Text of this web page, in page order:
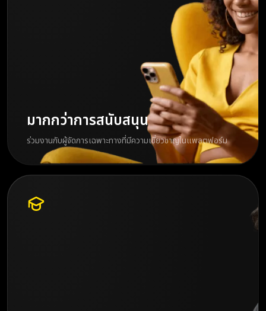
มากกว่าการสนับสนุน
ร่วมงานกับผู้จัดการเฉพาะทางที่มีความเชี่ยวชาญในแพลตฟอร์ม